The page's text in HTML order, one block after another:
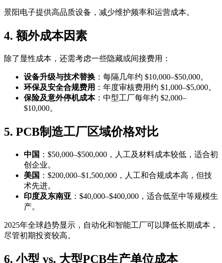
景阳电子提供高品质设备，减少维护频率和运营成本。
4. 额外成本因素
除了显性成本，还需考虑一些隐藏或间接费用：
设备升级与技术替换 ：每隔几年约 $10,000–$50,000。
环保及安全合规费用 ：年度审核费用约 $1,000–$5,000。
保险及意外停机成本：中型工厂每年约 $2,000–
$10,000。
5. PCB制造工厂区域价格对比
中国 ：$50,000–$500,000，人工及材料成本较低，适合初
创企业。
美国 ：$200,000–$1,500,000，人工和合规成本高，但技
术先进。
印度及东南亚 ：$40,000–$400,000，适合低至中等规模生
产。
2025年全球趋势显示，自动化和智能工厂可以降低长期成本，
尽管初期投资较高。
6. 小型 vs. 大型PCB生产单位成本